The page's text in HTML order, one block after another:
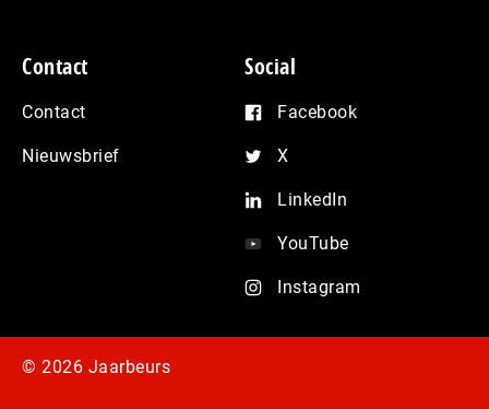
Contact
Contact
Nieuwsbrief
Social
Facebook
X
LinkedIn
YouTube
Instagram
© 2026 Jaarbeurs